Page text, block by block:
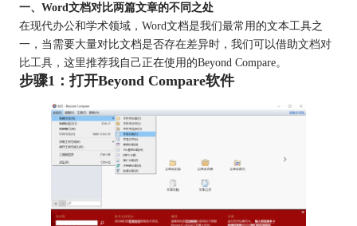
一、Word文档对比两篇文章的不同之处
在现代办公和学术领域，Word文档是我们最常用的文本工具之
一，当需要大量对比文档是否存在差异时，我们可以借助文档对
比工具，这里推荐我自己正在使用的Beyond Compare。
步骤1：打开Beyond Compare软件